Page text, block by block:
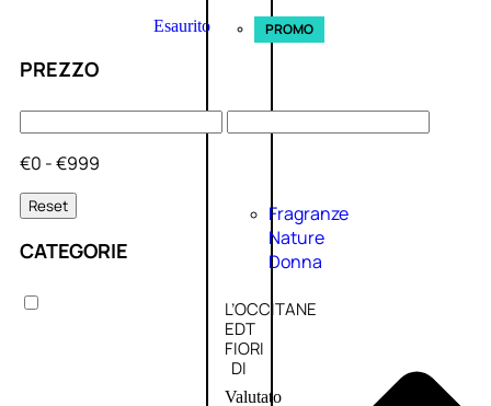
Esaurito PROMO
Fragranze
Nature
Donna
L’OCCITANE
EDT
FIORI
DI
Valutato
PREZZO
€0 - €999
Reset
CATEGORIE